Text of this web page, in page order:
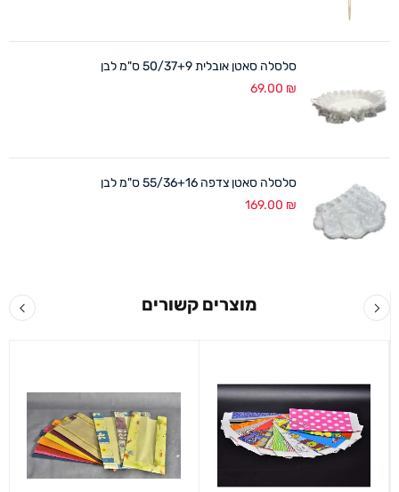
סלסלה סאטן אובלית 50/37+9 ס"מ לבן
69.00 ₪
סלסלה סאטן צדפה 55/36+16 ס"מ לבן
169.00 ₪
מוצרים קשורים